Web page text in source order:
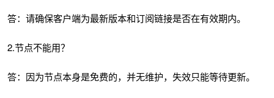
答：请确保客户端为最新版本和订阅链接是否在有效期内。
2.节点不能用？
答：因为节点本身是免费的，并无维护，失效只能等待更新。